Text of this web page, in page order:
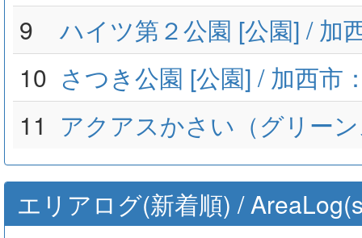
9
ハイツ第２公園 [公園] / 加
10 さつき公園 [公園] / 加西市
11 アクアスかさい（グリー
エリアログ(新着順) /